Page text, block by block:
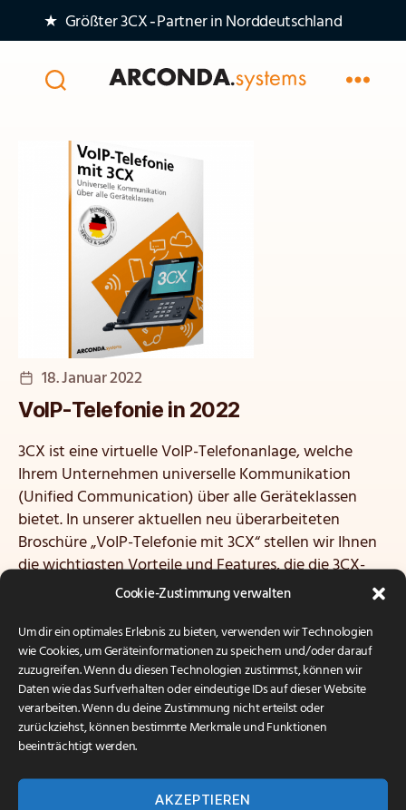
Cookie-Zustimmung verwalten
Um dir ein optimales Erlebnis zu bieten, verwenden wir Technologien
wie Cookies, um Geräteinformationen zu speichern und/oder darauf
zuzugreifen. Wenn du diesen Technologien zustimmst, können wir
Daten wie das Surfverhalten oder eindeutige IDs auf dieser Website
verarbeiten. Wenn du deine Zustimmung nicht erteilst oder
zurückziehst, können bestimmte Merkmale und Funktionen
beeinträchtigt werden.
AKZEPTIEREN
★ Größter 3CX‑Partner in Norddeutschland
Veröffentlichungsdatum
18. Januar 2022
VoIP-Telefonie in 2022
3CX ist eine virtuelle VoIP-Telefonanlage, welche
Ihrem Unternehmen universelle Kommunikation
(Unified Communication) über alle Geräteklassen
bietet. In unserer aktuellen neu überarbeiteten
Broschüre „VoIP-Telefonie mit 3CX“ stellen wir Ihnen
die wichtigsten Vorteile und Features, die die3CX-
Telefonanlageihrem Unternehmen bietet, vor. Wir
Umsetzungsvarianten und stellen Ihnen aktuelle
Hardwareoptionen verschiedener Hersteller vor. Sie
können die Broschüre in unseremDownloadbereich
bzw. unterdiesem Linkherunterladen.